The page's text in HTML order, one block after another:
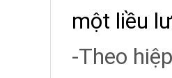
một liều
-Theo